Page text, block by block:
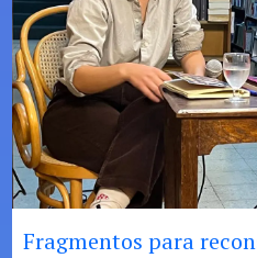
Fragmentos para